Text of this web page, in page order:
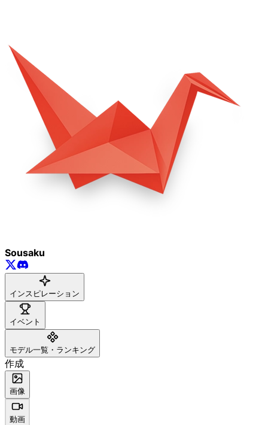
Sousaku
インスピレーション
イベント
モデル一覧・ランキング
作成
画像
動画